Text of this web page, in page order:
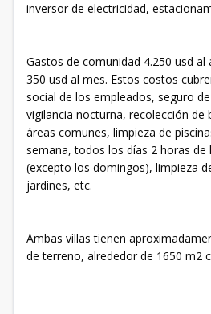
inversor de electricidad,
Gastos de comunidad 4.250 usd
350 usd al mes. Estos costos
social de los empleados, seguro
vigilancia nocturna, recolección de
áreas comunes, limpieza de
semana, todos los días 2 horas de
(excepto los domingos), limpieza
jardines, etc.
Ambas villas tienen
de terreno, alrededor de 1650 m2